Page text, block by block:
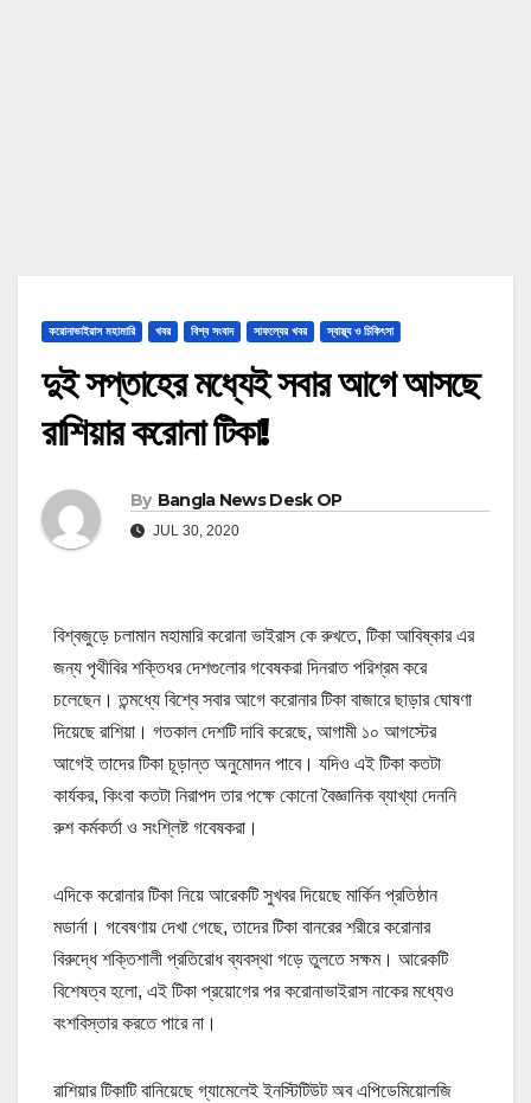
করোনাভাইরাস মহামারি খবর বিশ্ব সংবাদ সাফল্যের খবর স্বাস্থ্য ও চিকিৎসা
দুই সপ্তাহের মধ্যেই সবার আগে আসছে
রাশিয়ার করোনা টিকা!
By Bangla News Desk OP
JUL 30, 2020
বিশ্বজুড়ে চলামান মহামারি করোনা ভাইরাস কে রুখতে, টিকা আবিষ্কার এর
জন্য পৃথীবির শক্তিধর দেশগুলোর গবেষকরা দিনরাত পরিশ্রম করে
চলেছেন। তন্মধ্যে বিশ্বে সবার আগে করোনার টিকা বাজারে ছাড়ার ঘোষণা
দিয়েছে রাশিয়া। গতকাল দেশটি দাবি করেছে, আগামী ১০ আগস্টের
আগেই তাদের টিকা চূড়ান্ত অনুমোদন পাবে। যদিও এই টিকা কতটা
কার্যকর, কিংবা কতটা নিরাপদ তার পক্ষে কোনো বৈজ্ঞানিক ব্যাখ্যা দেননি
রুশ কর্মকর্তা ও সংশ্লিষ্ট গবেষকরা।
এদিকে করোনার টিকা নিয়ে আরেকটি সুখবর দিয়েছে মার্কিন প্রতিষ্ঠান
মডার্না। গবেষণায় দেখা গেছে, তাদের টিকা বানরের শরীরে করোনার
বিরুদ্ধে শক্তিশালী প্রতিরোধ ব্যবস্থা গড়ে তুলতে সক্ষম। আরেকটি
বিশেষত্ব হলো, এই টিকা প্রয়োগের পর করোনাভাইরাস নাকের মধ্যেও
বংশবিস্তার করতে পারে না।
রাশিয়ার টিকাটি বানিয়েছে গ্যামেলেই ইনস্টিটিউট অব এপিডেমিয়োলজি